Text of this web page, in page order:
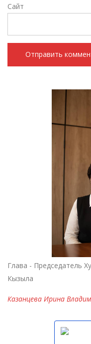
Сайт
Глава - Председатель
Кызыла
Казанцева Ирина